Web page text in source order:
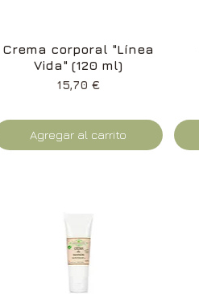
Vista rápida
Crema corporal "Línea
Vida" (120 ml)
Precio
15,70 €
Agregar al carrito